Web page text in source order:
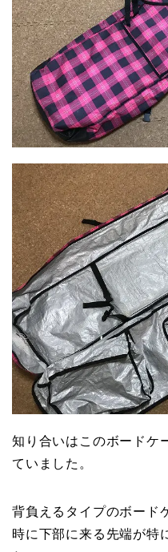
知り合いはこのボードケ
ていました。
背負えるタイプのボード
時に下部に来る先端が特